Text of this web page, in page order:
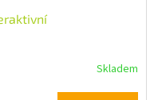
Skladem